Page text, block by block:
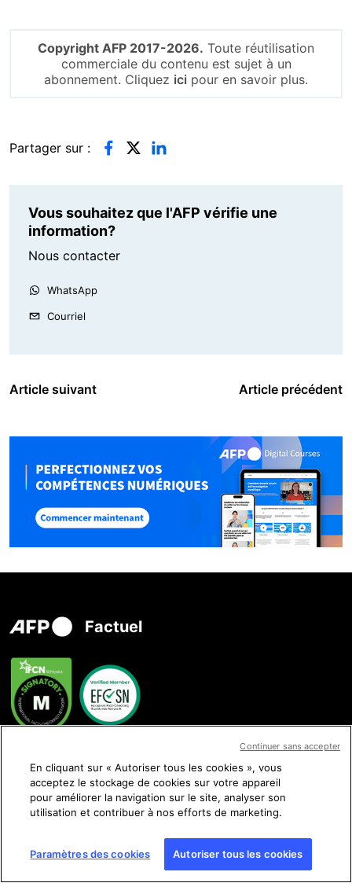
Copyright AFP 2017-2026. Toute réutilisation
commerciale du contenu est sujet à un
abonnement. Cliquez ici pour en savoir plus.
Partager sur :
Vous souhaitez que l'AFP vérifie une
information?
Nous contacter
WhatsApp
Courriel
Article suivant Article précédent
Factuel
Nous contacter
En cliquant sur « Autoriser tous les cookies », vous
acceptez le stockage de cookies sur votre appareil
pour améliorer la navigation sur le site, analyser son
utilisation et contribuer à nos efforts de marketing.
Paramètres des cookies Autoriser tous les cookies
Continuer sans accepter